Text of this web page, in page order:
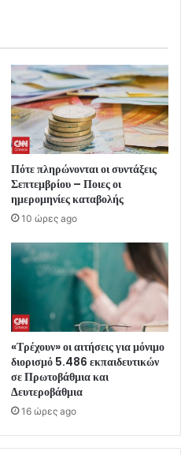
Πότε πληρώνονται οι συντάξεις
Σεπτεμβρίου – Ποιες οι
ημερομηνίες καταβολής
10 ώρες ago
«Τρέχουν» οι αιτήσεις για μόνιμο
διορισμό 5.486 εκπαιδευτικών
σε Πρωτοβάθμια και
Δευτεροβάθμια
16 ώρες ago